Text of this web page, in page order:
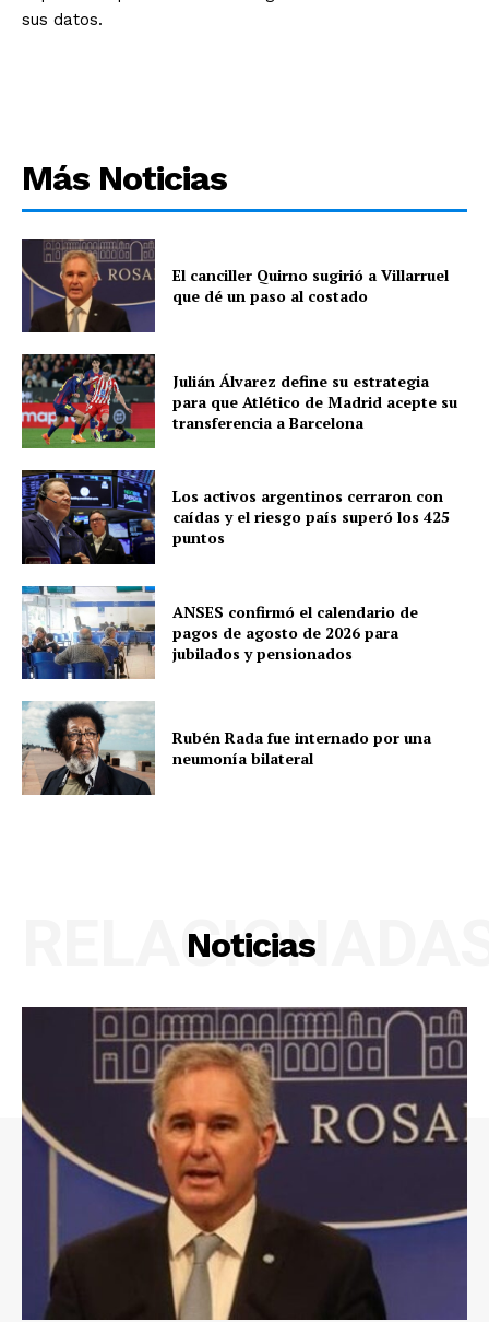
sus datos.
Más Noticias
El canciller Quirno sugirió a Villarruel
que dé un paso al costado
Julián Álvarez define su estrategia
para que Atlético de Madrid acepte su
transferencia a Barcelona
Los activos argentinos cerraron con
caídas y el riesgo país superó los 425
puntos
ANSES confirmó el calendario de
pagos de agosto de 2026 para
jubilados y pensionados
Rubén Rada fue internado por una
neumonía bilateral
Noticias